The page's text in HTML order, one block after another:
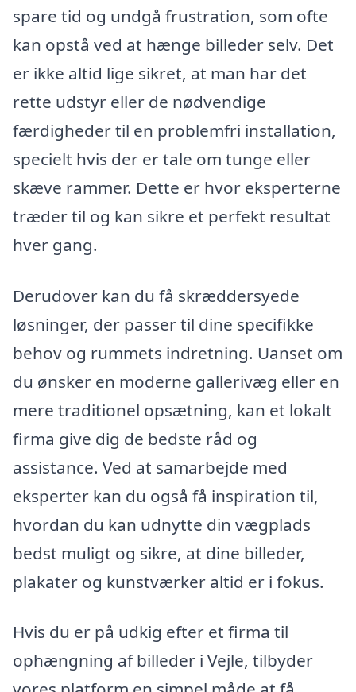
spare tid og undgå frustration, som ofte
kan opstå ved at hænge billeder selv. Det
er ikke altid lige sikret, at man har det
rette udstyr eller de nødvendige
færdigheder til en problemfri installation,
specielt hvis der er tale om tunge eller
skæve rammer. Dette er hvor eksperterne
træder til og kan sikre et perfekt resultat
hver gang.
Derudover kan du få skræddersyede
løsninger, der passer til dine specifikke
behov og rummets indretning. Uanset om
du ønsker en moderne gallerivæg eller en
mere traditionel opsætning, kan et lokalt
firma give dig de bedste råd og
assistance. Ved at samarbejde med
eksperter kan du også få inspiration til,
hvordan du kan udnytte din vægplads
bedst muligt og sikre, at dine billeder,
plakater og kunstværker altid er i fokus.
Hvis du er på udkig efter et firma til
ophængning af billeder i Vejle, tilbyder